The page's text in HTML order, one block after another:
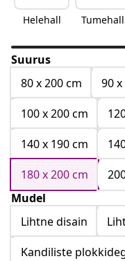
Helehall Tumehall
Suurus
80 x 200 cm
90
100 x 200 cm
140 x 190 cm
180 x 200 cm
Mudel
Lihtne disain
Kandiliste